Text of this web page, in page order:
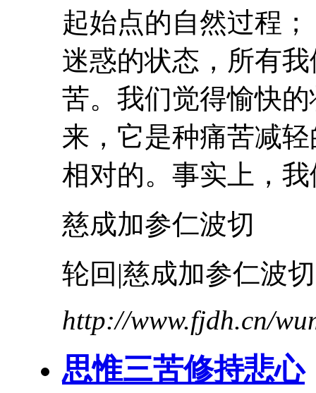
起始点的自然过
迷惑的状态，所有
苦。我们觉得愉快
来，它是种痛苦减
相对的。事实上，
慈成加参仁波切
轮回|慈成加参仁波切
http://www.fjdh.cn/
思惟三苦修持悲心